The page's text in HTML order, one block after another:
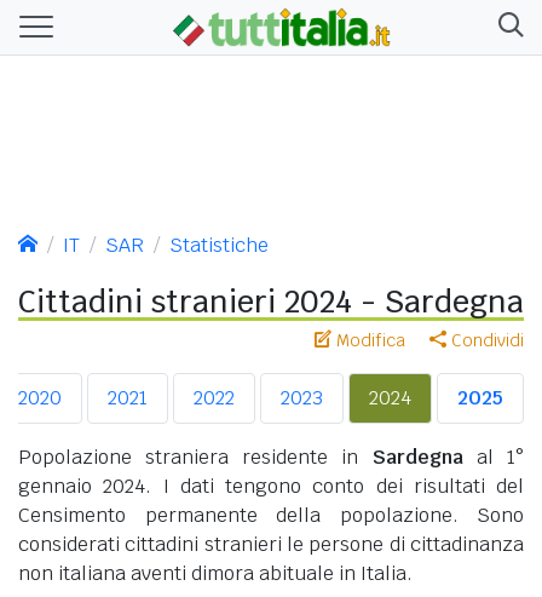
IT SAR Statistiche
Cittadini stranieri 2024 - Sardegna
Modifica Condividi
2020 2021 2022 2023 2024 2025
Popolazione straniera residente in Sardegnaal 1°
gennaio 2024. I dati tengono conto dei risultati del
Censimento permanente della popolazione. Sono
considerati cittadini stranieri le persone di cittadinanza
non italiana aventi dimora abituale in Italia.